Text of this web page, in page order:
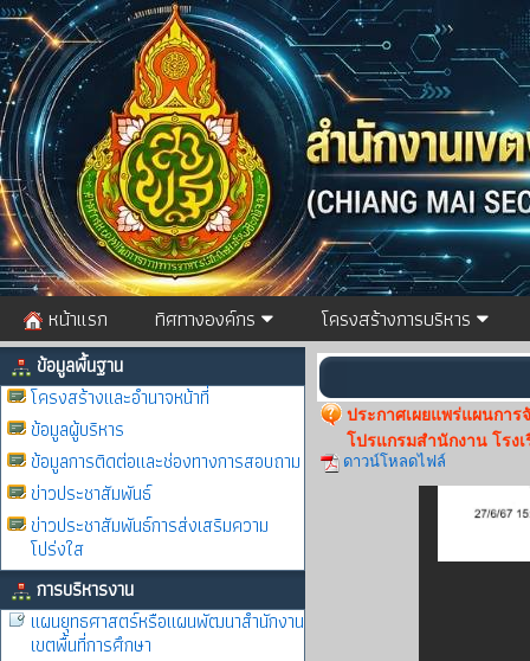
หน้าแรก ทิศทางองค์กร โครงสร้างการบริหาร
ข้อมูลพื้นฐาน
โครงสร้างและอำนาจหน้าที่
ข้อมูลผู้บริหาร
ข้อมูลการติดต่อและช่องทางการสอบถาม
ข่าวประชาสัมพันธ์
ข่าวประชาสัมพันธ์การส่งเสริมความ
โปร่งใส
การบริหารงาน
แผนยุทธศาสตร์หรือแผนพัฒนาสำนักงาน
เขตพื้นที่การศึกษา
ประกาศเผยแพร่แผนกา
โปรแกรมสำนักงาน โรง
ดาวน์โหลดไฟล์